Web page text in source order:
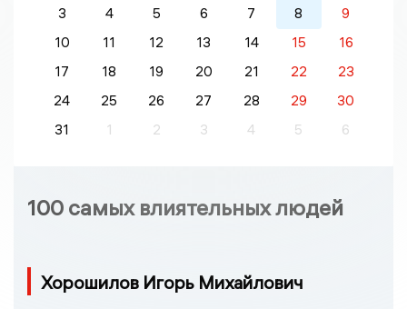
3
4 5 6 7 8
9
10
11 12 13 14 15
16
17
18 19 20 21 22
23
24
25 26 27 28 29
30
31
1 2 3 4 5 6
100 самых влиятельных людей
Хорошилов Игорь Михайлович